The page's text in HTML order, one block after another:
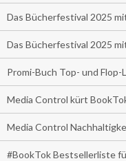
Das Bücherfestival 2025
Das Bücherfestival 2025
Promi-Buch Top- und Flop-
Media Control kürt
Media Control
#BookTok Bestsellerliste